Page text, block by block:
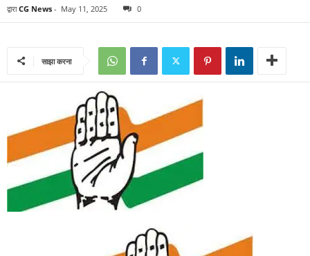
द्वारा CG News - May 11, 2025 0
साझा करना